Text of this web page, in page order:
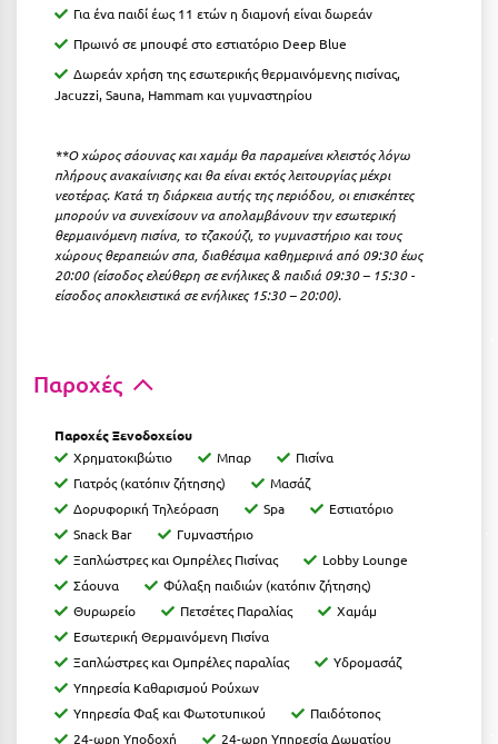
Ιωάννινα
Καλάβρυτα
Καλαμάτα
Κάλαμος
Καλαμπάκα
Καμένα Βούρλα
Καρδαμύλη
Καρδίτσα
Κάρπαθος
Καρπενήσι
Κάρυστος
Κάσος
Κασσάνδρα
Για ένα παιδί έως 11 ετών η διαμονή είναι δωρεάν
Πρωινό σε μπουφέ στο εστιατόριο Deep Blue
Δωρεάν χρήση της εσωτερικής θερμαινόμενης πισίνας,
Jacuzzi, Sauna, Hammam και γυμναστηρίου
**O χώρος σάουνας και χαμάμ θα παραμείνει κλειστός λόγω
πλήρους ανακαίνισης και θα είναι εκτός λειτουργίας μέχρι
νεοτέρας. Κατά τη διάρκεια αυτής της περιόδου, οι επισκέπτες
μπορούν να συνεχίσουν να απολαμβάνουν την εσωτερική
θερμαινόμενη πισίνα, το τζακούζι, το γυμναστήριο και τους
χώρους θεραπειών σπα, διαθέσιμα καθημερινά από 09:30 έως
20:00 (είσοδος ελεύθερη σε ενήλικες & παιδιά 09:30 – 15:30 -
είσοδος αποκλειστικά σε ενήλικες 15:30 – 20:00).
Παροχές
Παροχές Ξενοδοχείου
Χρηματοκιβώτιο
Μπαρ
Πισίνα
Γιατρός (κατόπιν ζήτησης)
Μασάζ
Δορυφορική Τηλεόραση
Spa
Εστιατόριο
Snack Bar
Γυμναστήριο
Ξαπλώστρες και Ομπρέλες Πισίνας
Lobby Lounge
Σάουνα
Φύλαξη παιδιών (κατόπιν ζήτησης)
Θυρωρείο
Πετσέτες Παραλίας
Χαμάμ
Εσωτερική Θερμαινόμενη Πισίνα
Ξαπλώστρες και Ομπρέλες παραλίας
Υδρομασάζ
Υπηρεσία Καθαρισμού Ρούχων
Υπηρεσία Φαξ και Φωτοτυπικού
Παιδότοπος
24-ωρη Υποδοχή
24-ωρη Υπηρεσία Δωματίου